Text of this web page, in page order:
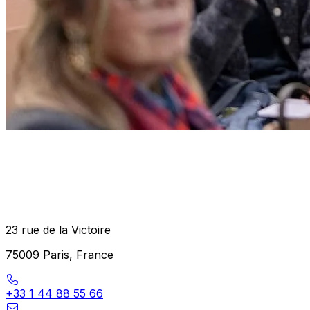
23 rue de la Victoire
75009 Paris, France
+33 1 44 88 55 66